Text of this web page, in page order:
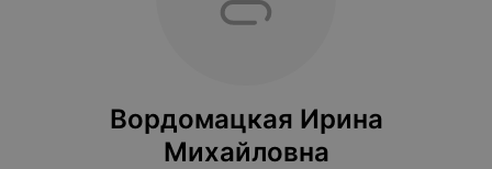
Вордомацкая Ирина
Михайловна